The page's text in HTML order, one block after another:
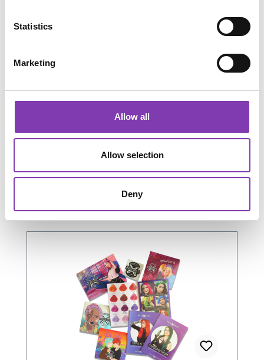
Statistics
Marketing
Allow all
Allow selection
Deny
Accessory Items